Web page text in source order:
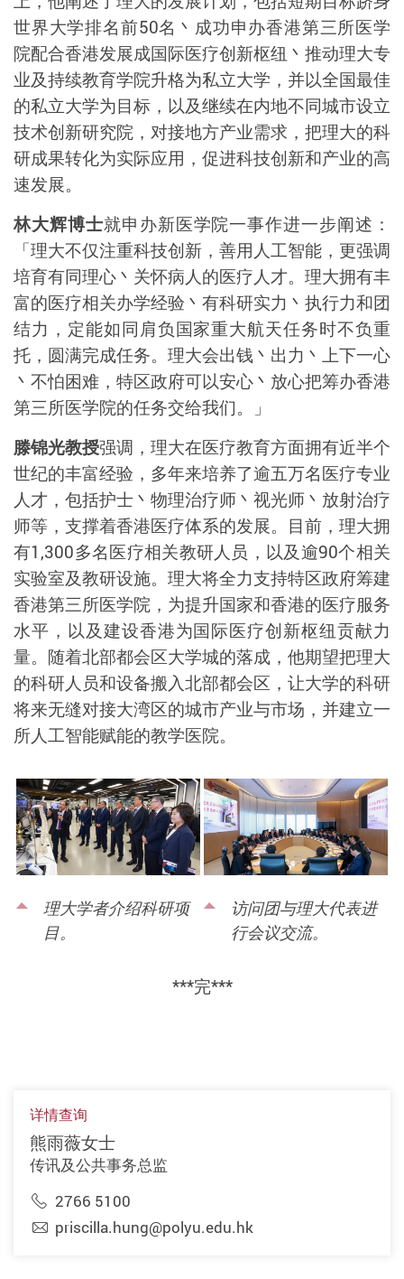
世界大学排名前50名丶成功申办香港第三所医学
院配合香港发展成国际医疗创新枢纽丶推动理大专
业及持续教育学院升格为私立大学，并以全国最佳
的私立大学为目标，以及继续在内地不同城市设立
技术创新研究院，对接地方产业需求，把理大的科
研成果转化为实际应用，促进科技创新和产业的高
速发展。
林大辉博士就申办新医学院一事作进一步阐述：
「理大不仅注重科技创新，善用人工智能，更强调
培育有同理心丶关怀病人的医疗人才。理大拥有丰
富的医疗相关办学经验丶有科研实力丶执行力和团
结力，定能如同肩负国家重大航天任务时不负重
托，圆满完成任务。理大会出钱丶出力丶上下一心
丶不怕困难，特区政府可以安心丶放心把筹办香港
第三所医学院的任务交给我们。」
滕锦光教授强调，理大在医疗教育方面拥有近半个
世纪的丰富经验，多年来培养了逾五万名医疗专业
人才，包括护士丶物理治疗师丶视光师丶放射治疗
师等，支撑着香港医疗体系的发展。目前，理大拥
有1,300多名医疗相关教研人员，以及逾90个相关
实验室及教研设施。 理大将全力支持特区政府筹建
香港第三所医学院，为提升国家和香港的医疗服务
水平，以及建设香港为国际医疗创新枢纽贡献力
量。随着北部都会区大学城的落成，他期望把理大
的科研人员和设备搬入北部都会区，让大学的科研
将来无缝对接大湾区的城市产业与市场，并建立一
所人工智能赋能的教学医院。
理大学者介绍科研项
目。
访问团与理大代表进
行会议交流。
***完***
详情查询
熊雨薇女士
传讯及公共事务总监
2766 5100
priscilla.hung@polyu.edu.hk